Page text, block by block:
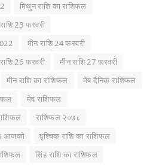
मिथुन राशि का राशिफल
23 फरवरी
मीन राशि 24 फरवरी
26 फरवरी
मीन राशि 27 फरवरी
मीन राशि का राशिफल
मेष दैनिक राशिफल
मेष राशिफल
राशिफल २०७८
आजको
वृश्चिक राशि का राशिफल
सिंह राशि का राशिफल